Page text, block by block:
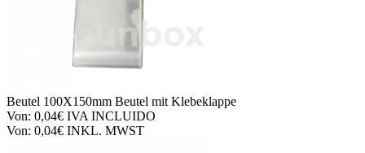
Beutel 100X150mm Beutel mit Klebeklappe
Von: 0,04€ IVA INCLUIDO
Von: 0,04€ INKL. MWST